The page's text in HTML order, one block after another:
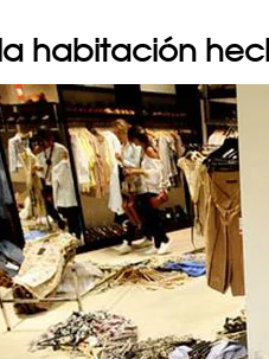
habitación